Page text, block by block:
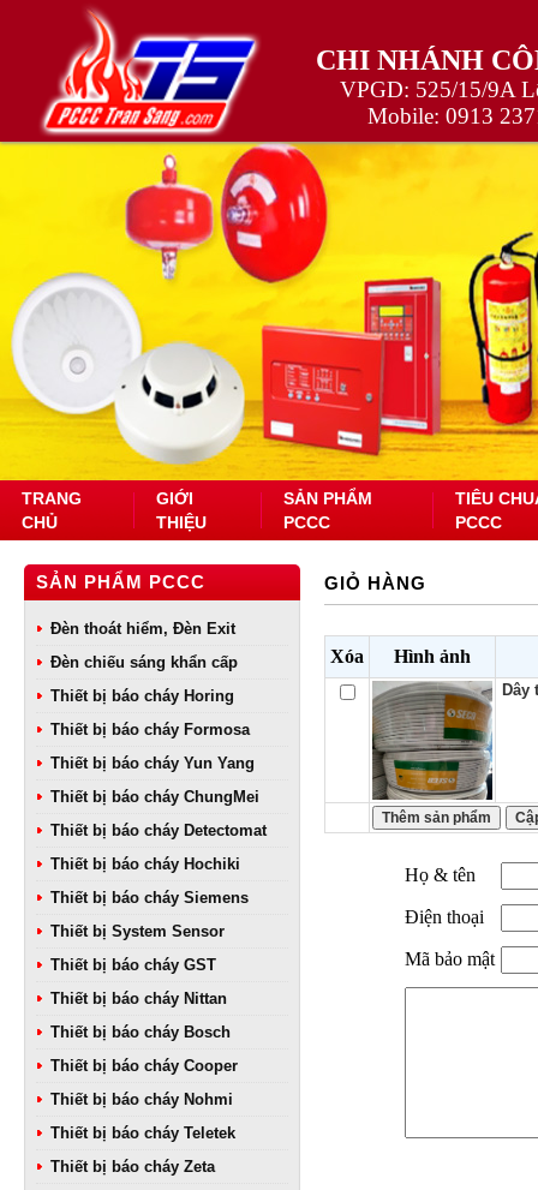
CHI NHÁNH
VPGD: 525/15/9A
Mobile: 0913
TRANG
CHỦ
GIỚI
THIỆU
SẢN PHẨM
PCCC
TIÊU
PCCC
SẢN PHẨM PCCC
Đèn thoát hiểm, Đèn Exit
Đèn chiếu sáng khẩn cấp
Thiết bị báo cháy Horing
Thiết bị báo cháy Formosa
Thiết bị báo cháy Yun Yang
Thiết bị báo cháy ChungMei
Thiết bị báo cháy Detectomat
Thiết bị báo cháy Hochiki
Thiết bị báo cháy Siemens
Thiết bị System Sensor
Thiết bị báo cháy GST
Thiết bị báo cháy Nittan
Thiết bị báo cháy Bosch
Thiết bị báo cháy Cooper
Thiết bị báo cháy Nohmi
Thiết bị báo cháy Teletek
Thiết bị báo cháy Zeta
GIỎ HÀNG
Xóa Hình ảnh
Dây
Họ & tên
Điện thoại
Mã bảo mật